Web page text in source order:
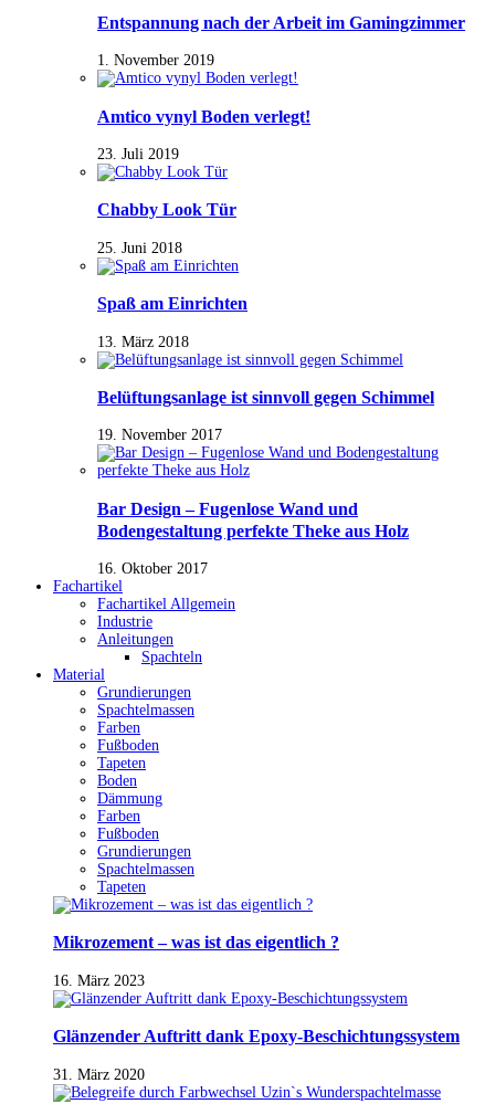
Entspannung nach der Arbeit im Gamingzimmer
1. November 2019
Amtico vynyl Boden verlegt!
23. Juli 2019
Chabby Look Tür
25. Juni 2018
Spaß am Einrichten
13. März 2018
Belüftungsanlage ist sinnvoll gegen Schimmel
19. November 2017
Bar Design – Fugenlose Wand und
Bodengestaltung perfekte Theke aus Holz
16. Oktober 2017
Fachartikel
Fachartikel Allgemein
Industrie
Anleitungen
Spachteln
Material
Grundierungen
Spachtelmassen
Farben
Fußboden
Tapeten
Boden
Dämmung
Farben
Fußboden
Grundierungen
Spachtelmassen
Tapeten
Mikrozement – was ist das eigentlich ?
16. März 2023
Glänzender Auftritt dank Epoxy-Beschichtungssystem
31. März 2020